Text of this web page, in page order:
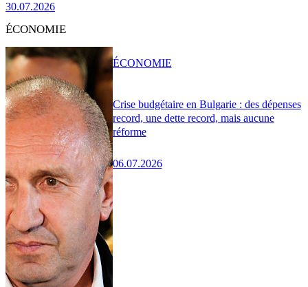
30.07.2026
ÉCONOMIE
Crise budgétaire en Bulgarie : des dépenses
record, une dette record, mais aucune
réforme
06.07.2026
ÉCONOMIE